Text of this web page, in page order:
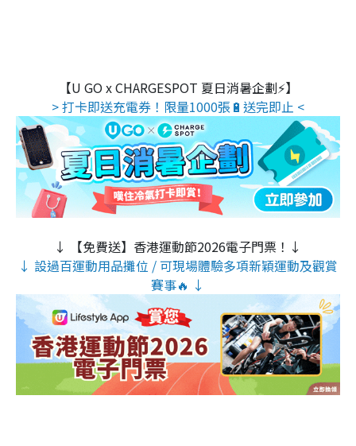
【U GO x CHARGESPOT 夏日消暑企劃⚡】
> 打卡即送充電券！限量1000張🔋送完即止 <
↓ 【免費送】香港運動節2026電子門票！↓
↓ 設過百運動用品攤位 / 可現場體驗多項新穎運動及觀賞
賽事🔥 ↓